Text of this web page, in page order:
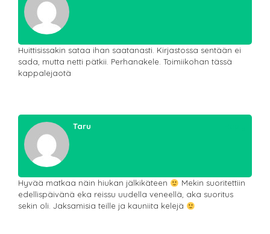
Huittisissakin sataa ihan saatanasti. Kirjastossa sentään ei
sada, mutta netti pätkii. Perhanakele. Toimiikohan tässä
kappalejaotä
Taru
Hyvää matkaa näin hiukan jälkikäteen
Mekin suoritettiin
edellispäivänä eka reissu uudella veneellä, aka suoritus
sekin oli. Jaksamisia teille ja kauniita kelejä